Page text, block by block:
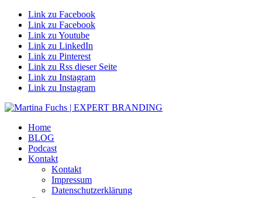
Link zu Facebook
Link zu Facebook
Link zu Youtube
Link zu LinkedIn
Link zu Pinterest
Link zu Rss dieser Seite
Link zu Instagram
Link zu Instagram
Home
BLOG
Podcast
Kontakt
Kontakt
Impressum
Datenschutzerklärung